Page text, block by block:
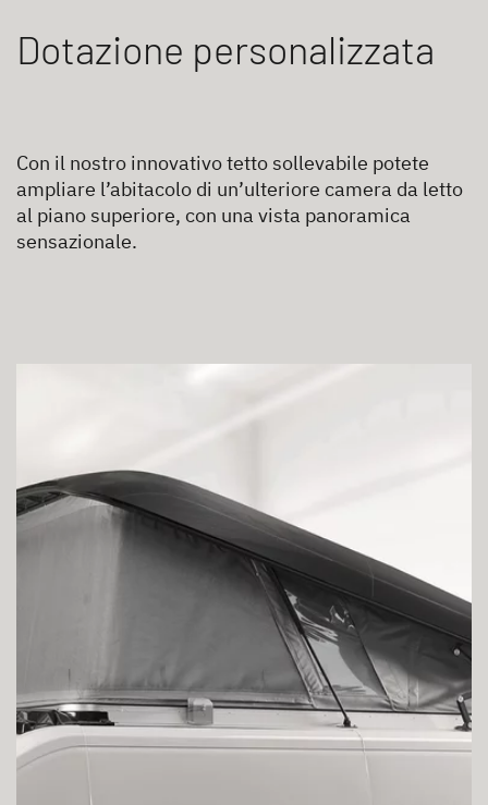
Dotazione personalizzata
Con il nostro innovativo tetto sollevabile potete
ampliare l’abitacolo di un’ulteriore camera da letto
al piano superiore, con una vista panoramica
sensazionale.